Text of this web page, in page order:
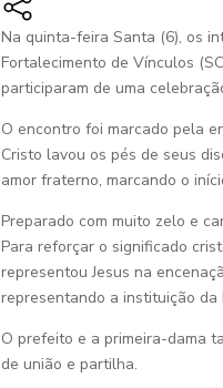
Na quinta-feira Santa (6), os
Fortalecimento de Vínculos
participaram de uma
O encontro foi marcado pela
Cristo lavou os pés de seus
amor fraterno, marcando o
Preparado com muito zelo e
Para reforçar o significado
representou Jesus na
representando a instituição da
O prefeito e a primeira-dama
de união e partilha.